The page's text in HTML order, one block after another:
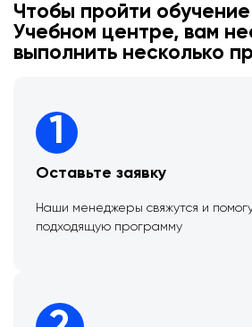
Чтобы пройти
Учебном центре, вам
выполнить несколько
1
Оставьте заявку
Наши менеджеры свяжутся и
подходящую программу